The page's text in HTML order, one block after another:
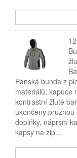
Pánská bunda z
materiálů, kapuce
kontrastní žluté
ukončeny
doplňky, náprsní
kapsy na zip...